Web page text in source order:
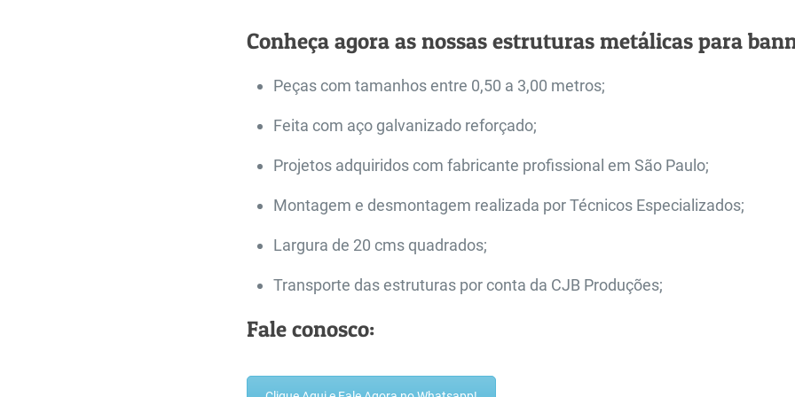
Conheça agora as nossas estruturas metálicas para
Peças com tamanhos entre 0,50 a 3,00 metros;
Feita com aço galvanizado reforçado;
Projetos adquiridos com fabricante profissional em São Paulo;
Montagem e desmontagem realizada por Técnicos Especializados;
Largura de 20 cms quadrados;
Transporte das estruturas por conta da CJB Produções;
Fale conosco: